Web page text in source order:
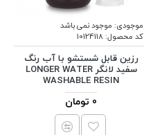
موجودی: موجود نمی باشد
کد محصول:10124118
رزین قابل شستشو با آب رنگ
سفید لانگر LONGER WATER
WASHABLE RESIN
0 تومان